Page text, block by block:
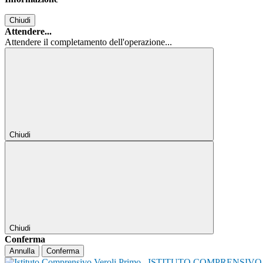
Chiudi
Attendere...
Attendere il completamento dell'operazione...
Chiudi
Chiudi
Conferma
Annulla Conferma